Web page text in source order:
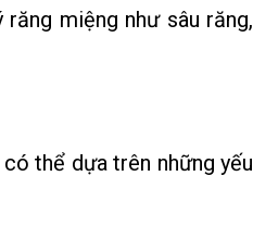
miệng như sâu răng,
thể dựa trên những yếu